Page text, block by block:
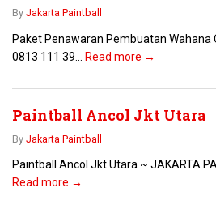
By Jakarta Paintball
Paket Penawaran Pembuatan Wahana
0813 111 39...
Read more →
Paintball Ancol Jkt Utara
By Jakarta Paintball
Paintball Ancol Jkt Utara ~ JAKARTA
Read more →